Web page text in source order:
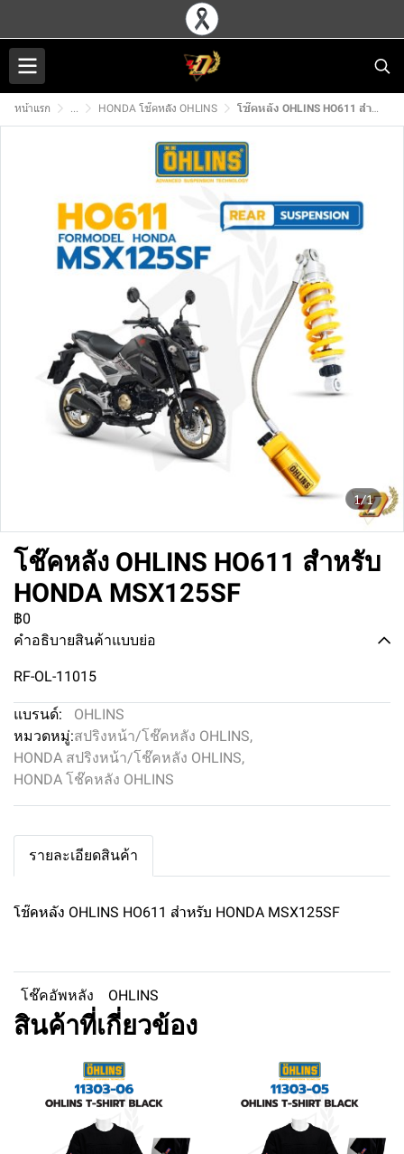
หน้าแรก ... HONDA โช๊คหลัง OHLINS โช๊คหลัง OHLINS HO611 สำหรับ HONDA MSX125SF
1/1
โช๊คหลัง OHLINS HO611 สำหรับ
HONDA MSX125SF
฿0
คำอธิบายสินค้าแบบย่อ
RF-OL-11015
แบรนด์:
OHLINS
หมวดหมู่:สปริงหน้า/โช๊คหลัง OHLINS,
HONDA สปริงหน้า/โช๊คหลัง OHLINS,
HONDA โช๊คหลัง OHLINS
รายละเอียดสินค้า
โช๊คหลัง OHLINS HO611 สำหรับ HONDA MSX125SF
โช๊คอัพหลัง OHLINS
สินค้าที่เกี่ยวข้อง